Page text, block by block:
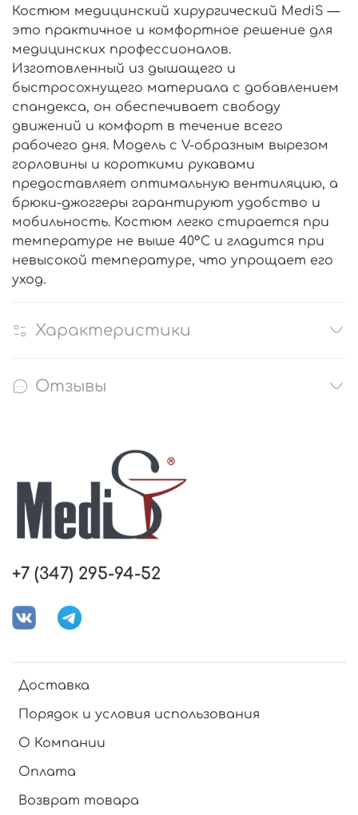
Костюм медицинский хирургический MediS —
это практичное и комфортное решение для
медицинских профессионалов.
Изготовленный из дышащего и
быстросохнущего материала с добавлением
спандекса, он обеспечивает свободу
движений и комфорт в течение всего
рабочего дня. Модель с V-образным вырезом
горловины и короткими рукавами
предоставляет оптимальную вентиляцию, а
брюки-джоггеры гарантируют удобство и
мобильность. Костюм легко стирается при
температуре не выше 40°C и гладится при
невысокой температуре, что упрощает его
уход.
Характеристики
Отзывы
Доставка
Порядок и условия использования
О Компании
Оплата
Возврат товара
+7 (347) 295-94-52